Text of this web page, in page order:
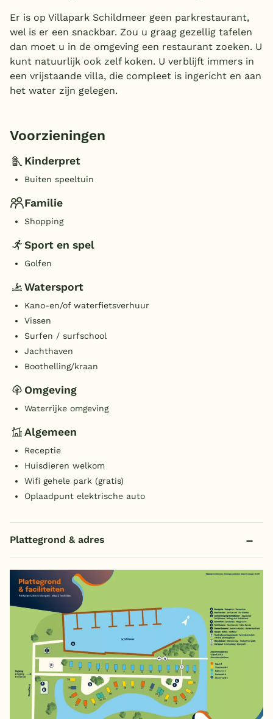
Er is op Villapark Schildmeer geen parkrestaurant,
wel is er een snackbar. Zou u graag gezellig tafelen
dan moet u in de omgeving een restaurant zoeken. U
kunt natuurlijk ook zelf koken. U verblijft immers in
een vrijstaande villa, die compleet is ingericht en aan
het water zijn gelegen.
Voorzieningen
Kinderpret
Buiten speeltuin
Familie
Shopping
Sport en spel
Golfen
Watersport
Kano-en/of waterfietsverhuur
Vissen
Surfen / surfschool
Jachthaven
Boothelling/kraan
Omgeving
Waterrijke omgeving
Algemeen
Receptie
Huisdieren welkom
Wifi gehele park (gratis)
Oplaadpunt elektrische auto
Plattegrond & adres